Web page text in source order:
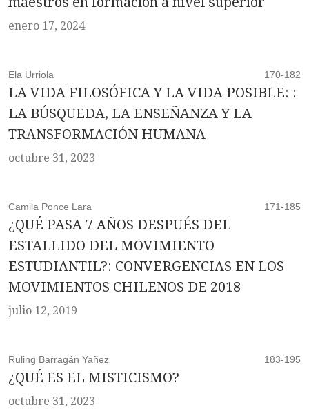
enero 17, 2024
Ela Urriola 170-182
LA VIDA FILOSÓFICA Y LA VIDA POSIBLE: :
LA BÚSQUEDA, LA ENSEÑANZA Y LA
TRANSFORMACIÓN HUMANA
octubre 31, 2023
Camila Ponce Lara 171-185
¿QUÉ PASA 7 AÑOS DESPUÉS DEL
ESTALLIDO DEL MOVIMIENTO
ESTUDIANTIL?: CONVERGENCIAS EN LOS
MOVIMIENTOS CHILENOS DE 2018
julio 12, 2019
Ruling Barragán Yañez 183-195
¿QUÉ ES EL MISTICISMO?
octubre 31, 2023